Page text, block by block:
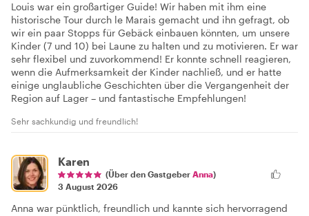
Louis war ein großartiger Guide! Wir haben mit ihm eine
historische Tour durch le Marais gemacht und ihn gefragt, ob
wir ein paar Stopps für Gebäck einbauen könnten, um unsere
Kinder (7 und 10) bei Laune zu halten und zu motivieren. Er war
sehr flexibel und zuvorkommend! Er konnte schnell reagieren,
wenn die Aufmerksamkeit der Kinder nachließ, und er hatte
einige unglaubliche Geschichten über die Vergangenheit der
Region auf Lager – und fantastische Empfehlungen!
Sehr sachkundig und freundlich!
Karen
(Über den Gastgeber Anna)
3 August 2026
Anna war pünktlich, freundlich und kannte sich hervorragend